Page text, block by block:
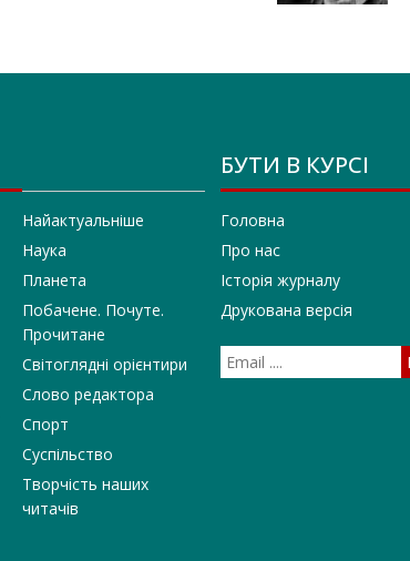
Найактуальніше
Наука
Планета
Побачене. Почуте.
Прочитане
Світоглядні орієнтири
Слово редактора
Спорт
Суспільство
Творчість наших
читачів
БУТИ В КУРСІ
Головна
Про нас
Історія журналу
Друкована версія